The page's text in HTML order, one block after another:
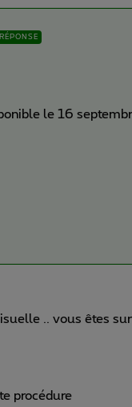
RÉPONSE
le 16
.. vous êtes
procédure